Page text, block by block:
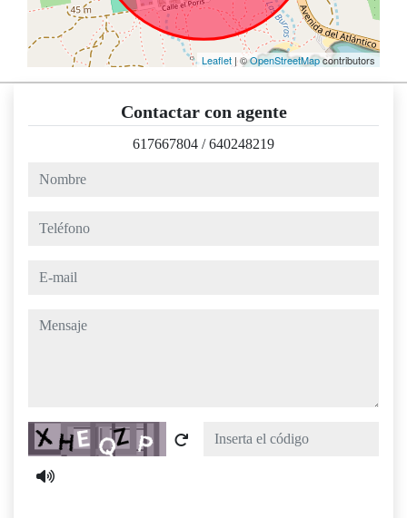
Leaflet | ©OpenStreetMapcontributors
Contactar con agente
617667804 /640248219
nombre
teléfono
e-mail
mensaje
Captcha